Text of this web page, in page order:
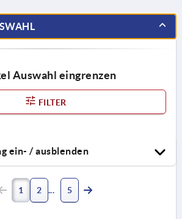
Auswahl eingrenzen
FILTER
ein- / ausblenden
1 2 5